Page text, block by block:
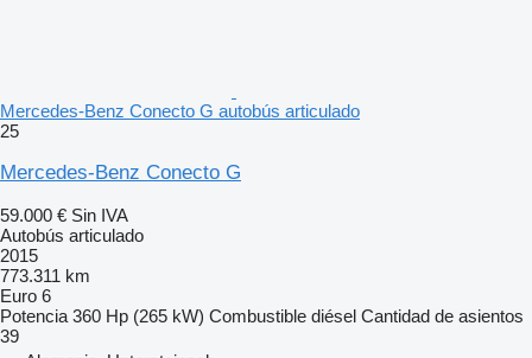
Mercedes-Benz Conecto G autobús articulado
25
Mercedes-Benz Conecto G
59.000 € Sin IVA
Autobús articulado
2015
773.311 km
Euro 6
Potencia 360 Hp (265 kW) Combustible diésel Cantidad de asientos
39